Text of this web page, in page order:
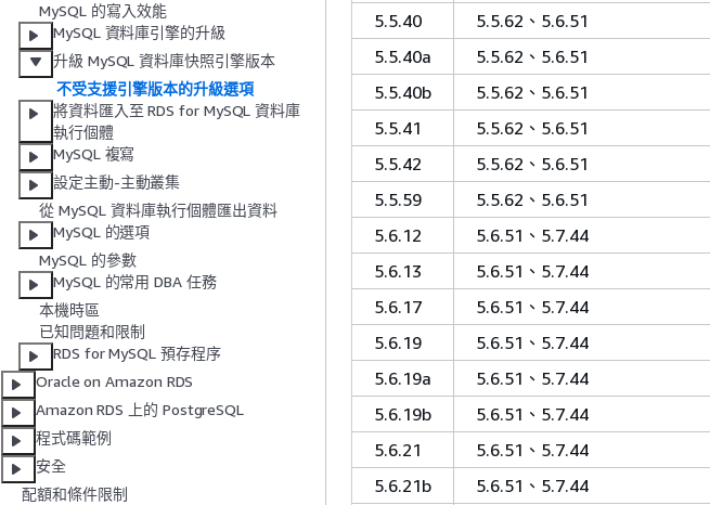
MySQL 的寫入效能
MySQL 資料庫引擎的升級
升級 MySQL 資料庫快照引擎版本
不受支援引擎版本的升級選項
將資料匯入至 RDS for MySQL 資料庫
執行個體
MySQL 複寫
設定主動-主動叢集
從 MySQL 資料庫執行個體匯出資料
MySQL 的選項
MySQL 的參數
MySQL 的常用 DBA 任務
本機時區
已知問題和限制
RDS for MySQL 預存程序
Oracle on Amazon RDS
Amazon RDS 上的 PostgreSQL
程式碼範例
安全
配額和條件限制
5.5.40
5.5.62、5.6.51
5.5.40a
5.5.62、5.6.51
5.5.40b
5.5.62、5.6.51
5.5.41
5.5.62、5.6.51
5.5.42
5.5.62、5.6.51
5.5.59
5.5.62、5.6.51
5.6.12
5.6.51、5.7.44
5.6.13
5.6.51、5.7.44
5.6.17
5.6.51、5.7.44
5.6.19
5.6.51、5.7.44
5.6.19a
5.6.51、5.7.44
5.6.19b
5.6.51、5.7.44
5.6.21
5.6.51、5.7.44
5.6.21b
5.6.51、5.7.44